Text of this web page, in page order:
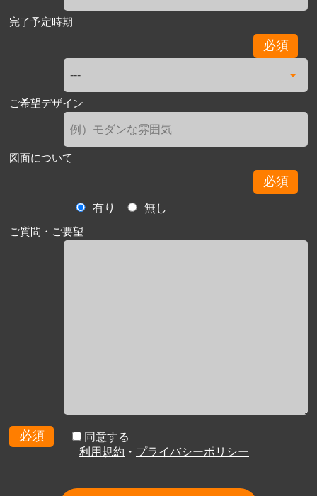
完了予定時期
必須
ご希望デザイン
図面について
必須
有り
無し
ご質問・ご要望
必須
同意する
利用規約 ・ プライバシーポリシー